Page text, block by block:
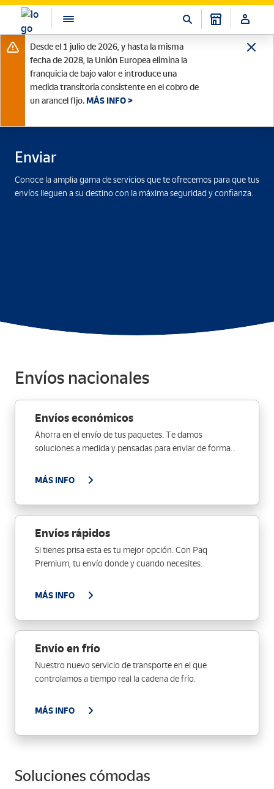
Desde el 1 julio de 2026, y hasta la misma
fecha de 2028, la Unión Europea elimina la
franquicia de bajo valor e introduce una
medida transitoria consistente en el cobro de
un arancel fijo. MÁS INFO >
Enviar
Conoce la amplia gama de servicios que te ofrecemos para que tus
envíos lleguen a su destino con la máxima seguridad y confianza.
Envíos nacionales
Envíos económicos
Ahorra en el envío de tus paquetes. Te damos
soluciones a medida y pensadas para enviar de forma
MÁS INFO
Envíos rápidos
Si tienes prisa esta es tu mejor opción. Con Paq
Premium, tu envío donde y cuando necesites.
MÁS INFO
Envío en frío
Nuestro nuevo servicio de transporte en el que
controlamos a tiempo real la cadena de frío.
MÁS INFO
Soluciones cómodas